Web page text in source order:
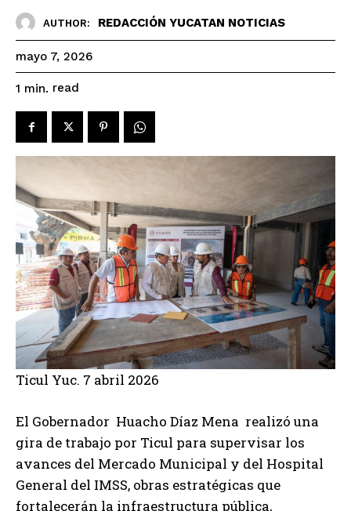
AUTHOR: REDACCIÓN YUCATAN NOTICIAS
mayo 7, 2026
1 min. read
Ticul Yuc. 7 abril 2026
El Gobernador Huacho Díaz Mena realizó una
gira de trabajo por Ticul para supervisar los
avances del Mercado Municipal y del Hospital
General del IMSS, obras estratégicas que
fortalecerán la infraestructura pública,